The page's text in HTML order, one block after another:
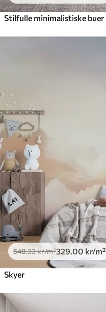
Stilfulle minimalistiske buer
548.33kr/m²329 .00 kr/m²
Skyer